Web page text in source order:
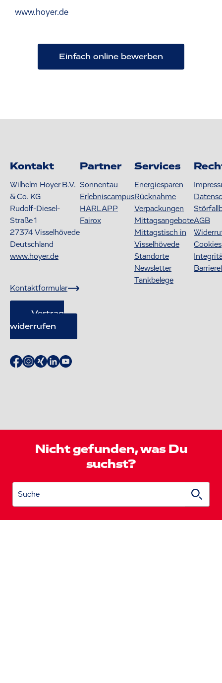
www.hoyer.de
Einfach online bewerben
Kontakt
Wilhelm Hoyer B.V.
& Co. KG
Rudolf-Diesel-
Straße 1
27374Visselhövede
Deutschland
www.hoyer.de
Kontaktformular
Vertrag
widerrufen
Partner
Sonnentau
Erlebniscampus
HARLAPP
Fairox
Services
Energiesparen
Rücknahme
Verpackungen
Mittagsangebote
Mittagstisch in
Visselhövede
Standorte
Newsletter
Tankbelege
AGB
Cookies
Nicht gefunden, was Du
suchst?
Suche